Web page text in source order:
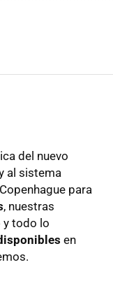
del nuevo
al sistema
para
, nuestras
y todo lo
en